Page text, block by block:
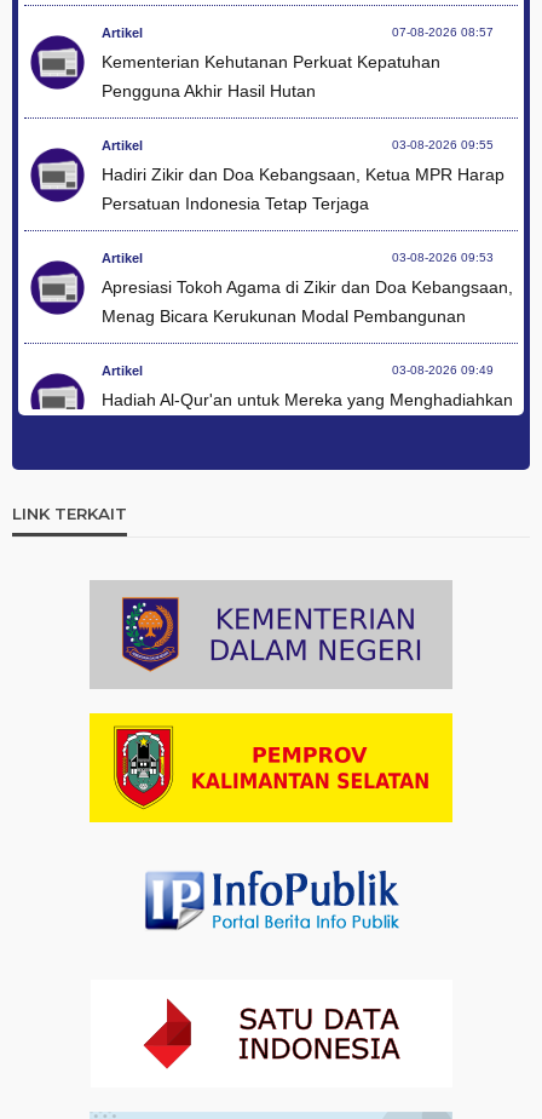
Artikel 07-08-2026 08:57
Kementerian Kehutanan Perkuat Kepatuhan
Pengguna Akhir Hasil Hutan
Artikel 03-08-2026 09:55
Hadiri Zikir dan Doa Kebangsaan, Ketua MPR Harap
Persatuan Indonesia Tetap Terjaga
Artikel 03-08-2026 09:53
Apresiasi Tokoh Agama di Zikir dan Doa Kebangsaan,
Menag Bicara Kerukunan Modal Pembangunan
Artikel 03-08-2026 09:49
Hadiah Al-Qur'an untuk Mereka yang Menghadiahkan
Ini Teks Lengkap Doa Kebangsaan Umat Kristen
Protestan di Monas
Artikel
Paduan Suara yang Menyatukan Harapan untuk
Indonesia
Dalam Zikir dan Doa Kebangsaan, Tio Menemukan
Makna Keberagaman
Artikel 01-08-2026 18:00
Kebangsaan di Monas
31-07-2026 16:04
Pandang terhadap Penyandang Disabilitas
LINK TERKAIT